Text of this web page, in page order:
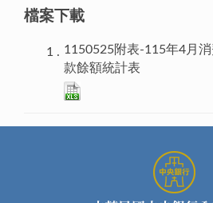
檔案下載
1150525附表-115年4月
款餘額統計表